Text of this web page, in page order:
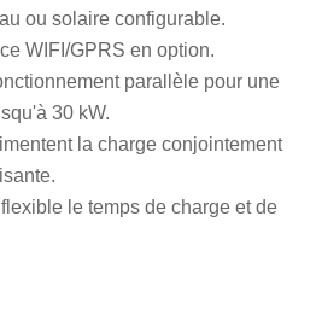
ou solaire configurable.
WIFI/GPRS en option.
parallèle pour une
30 kW.
la charge conjointement
le temps de charge et de